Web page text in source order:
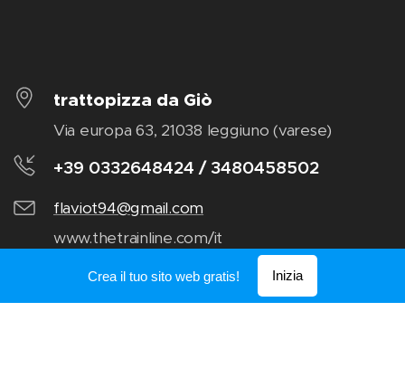
trattopizza da Giò
Via europa 63, 21038 leggiuno (varese)
+39 0332648424 / 3480458502
flaviot94@gmail.com
www.thetrainline.com/it
Crea il tuo sito web gratis! Inizia